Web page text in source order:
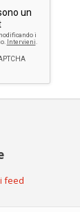
feed